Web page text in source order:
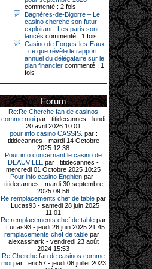
Le plus gros gain gagné depuis plus
de 20 ans dans l’établissement.
31-03-2026|
Série de jackpots au casino JOA de
Gujan-Mestras : ce mois de mars a
été fructueux pour quelques
joueurs. D’abord avec 44 207 euros
une machine à sous pour une mise
initiale de 5,28 €. Puis quelques
jours plus tard, le vendredi 27 mars,
un joueur a décroché 12 086 euros
sur une autre machine à sous.
Enfin, troisième et dernier jackpot,
record cette fois-ci, le samedi 28
mars dernier. Quelque 111 322
euros ont été remportés sur la table
d’Ultimate Texas Hold’em Poker,
grâce à une mise de 5 euros sur la
case bonus et une quinte flush
royale. Ces gains ont été annoncés
dans un communiqué diffusé par le
casino ce lundi 30 mars en soirée.
11-01-2026|
Dimanche 11 janvier, en soirée, une
cliente retraitée de 78 ans, habitant
commenté : 2 fois
Bagnères-de-Bigorre – Le
casino cherche son futur
exploitant : Les paris sont
lancés commenté : 1 fois
Casino de Forges-les-Eaux
: ce que révèle le rapport
annuel du délégataire sur le
plan financier commenté : 1
fois
Forum
Re:Re:Cherche fan de casinos
comme moi par : titidecannes - lundi
20 avril 2026 10:01
pour info casino CASSIS. par :
titidecannes - mardi 14 Octobre
2025 12:38
Pour info concernant le casino de
DEAUVILLE par : titidecannes -
mercredi 01 Octobre 2025 10:25
Pour info casino Enghienpar :
titidecannes - mardi 30 septembre
2025 09:56
Re:remplacements chef de table par
: Lucas93 - samedi 28 juin 2025
11:01
Re:remplacements chef de table par
: Lucas93 - jeudi 26 juin 2025 21:45
remplacements chef de tablepar :
alexasshark - vendredi 23 août
2024 15:53
Re:Cherche fan de casinos comme
moipar : eric57 - jeudi 06 juillet 2023